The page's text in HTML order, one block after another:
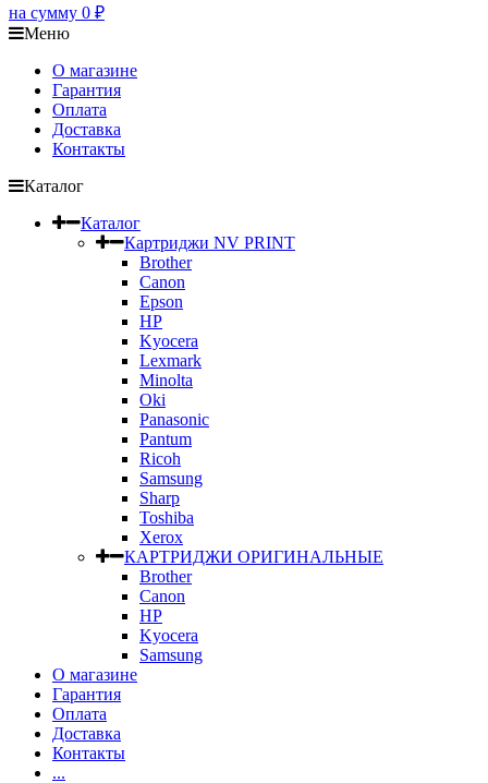
на сумму 0 ₽
Меню
О магазине
Гарантия
Оплата
Доставка
Контакты
Каталог
Каталог
Картриджи NV PRINT
Brother
Canon
Epson
HP
Kyocera
Lexmark
Minolta
Oki
Panasonic
Pantum
Ricoh
Samsung
Sharp
Toshiba
Xerox
КАРТРИДЖИ ОРИГИНАЛЬНЫЕ
Brother
Canon
HP
Kyocera
Samsung
О магазине
Гарантия
Оплата
Доставка
Контакты
...